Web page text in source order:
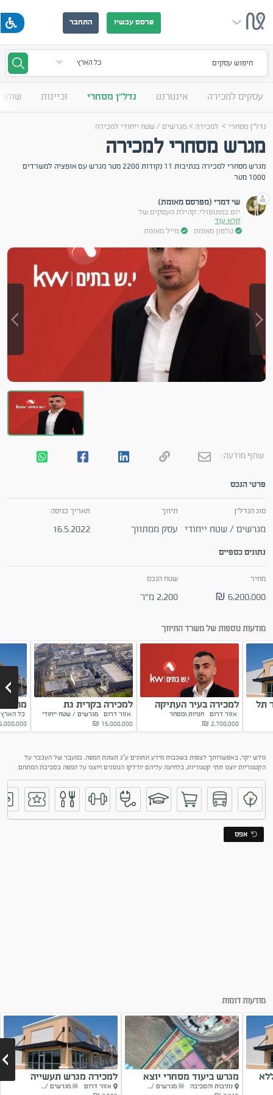
פרסם עכשיו התחבר
חיפוש עסקים
עסקים למכירה אינטרנט נדל"ן מסחרי זכיינות
נדל"ן מסחרי> למכירה >מגרשים / שטח ייחודי למכירה
מגרש מסחרי למכירה
מגרש מסחרי למכירה בנתיבות 11 נקודות 2200 מטר מגרש עם אופציה למשרדים
1000 מטר
שי דמרי (מפרסם מאומת)
יזם במונופולי, קהילת העסקים של
קרא עוד
טלפון מאומת
מייל מאומת
שתף מודעה:
פרטי הנכס
סוג הנדל"ן
מגרשים / שטח ייחודי
תיווך
עסק ממתווך
תאריך כניסה
16.5.2022
נתונים כספיים
מחיר
6,200,000 ₪
שטח הנכס
2,200 מ"ר
מודעות נוספות של משרד התיווך
תל למכירה בעיר העתיקה
אזור דרום חנויות ומסחר
2,700,000
₪
למכירה בקרית גת
אזור דרום מגרשים / שטח ייחודי
15,000,000
₪
מרכז
כל
גולש יקר, באפשרותך לצפות בשכבות מידע ונתונים ע"ג תצוגת המפה. במעבר של העכבר על
הקטגוריות יוצגו תתי קטגוריות, בלחיצה עליהם יודלקו הנתונים ויוצגו על המפה בסביבת המתחם.
אפס
מודעות דומות
מגרש ביעוד מסחרי יוצא
למכירה
נתיבות והסביבה
מגרשים /...
למכירה מגרש תעשייה
באופקים
אזור דרום
מגרשים /...